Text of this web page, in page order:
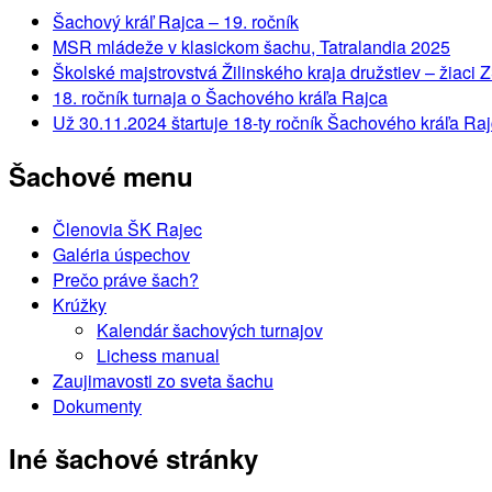
Šachový kráľ Rajca – 19. ročník
MSR mládeže v klasickom šachu, Tatralandia 2025
Školské majstrovstvá Žilinského kraja družstiev – žiaci
18. ročník turnaja o Šachového kráľa Rajca
Už 30.11.2024 štartuje 18-ty ročník Šachového kráľa
Šachové menu
Členovia ŠK Rajec
Galéria úspechov
Prečo práve šach?
Krúžky
Kalendár šachových turnajov
Lichess manual
Zaujimavosti zo sveta šachu
Dokumenty
Iné šachové stránky